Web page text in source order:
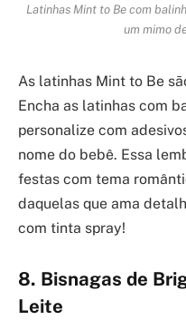
Latinhas Mint to Be com
um mimo
As latinhas Mint to Be
Encha as latinhas com
personalize com
nome do bebê. Essa
festas com tema
daquelas que ama
com tinta spray!
8. Bisnagas de
Leite